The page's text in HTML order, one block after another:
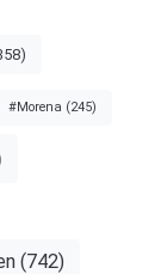
#Morena (245)
(742)